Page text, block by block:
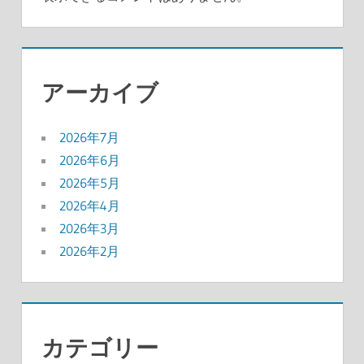
アーカイブ
2026年7月
2026年6月
2026年5月
2026年4月
2026年3月
2026年2月
カテゴリー